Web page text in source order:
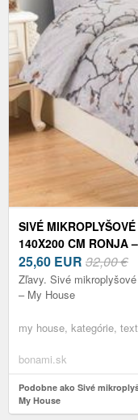
SIVÉ
140X200 CM RONJA
25,60 EUR 32,00 €
Zľavy. Sivé
– My House
my house, kategórie,
bonami.sk
Podobne ako Sivé
My House